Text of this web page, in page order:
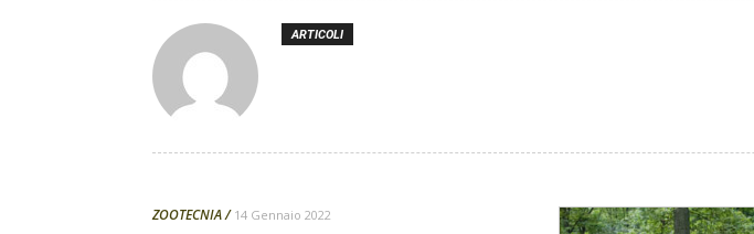
ARTICOLI
ZOOTECNIA 14 Gennaio 2022